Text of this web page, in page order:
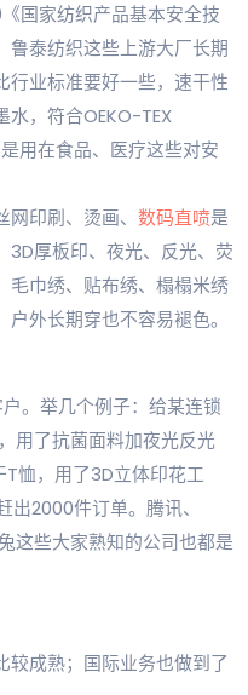
国家纺织产品基本安全技
鲁泰纺织这些上游大厂长期
行业标准要好一些，速干性
，符合OEKO-TEX
用在食品、医疗这些对安
印刷、烫画、 数码直喷是
3D厚板印、夜光、反光、荧
毛巾绣、贴布绣、榻榻米绣
外长期穿也不容易褪色。
。举几个例子：给某连锁
用了抗菌面料加夜光反光
恤，用了3D立体印花工
2000件订单。腾讯、
这些大家熟知的公司也都是
较成熟；国际业务也做到了